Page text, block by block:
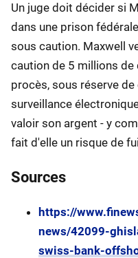
Un juge doit décider si
dans une prison
sous caution. Maxwell
caution de 5 millions
procès, sous réserve
surveillance
valoir son argent - y
fait d'elle un risque de
Sources
https://
news/42099-
swiss-bank-